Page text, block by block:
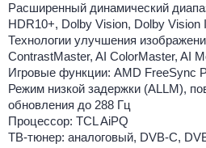
Расширенный динамический
HDR10+, Dolby Vision, Dolby Vision
Технологии улучшения
ContrastMaster, AI ColorMaster, AI
Игровые функции: AMD FreeSync
Режим низкой задержки (ALLM),
обновления до 288 Гц
Процессор: TCL AiPQ
ТВ-тюнер: аналоговый, DVB-C,